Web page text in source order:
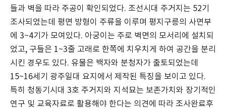
들과 벽을 따라 주공이 확인되었다. 조선시대 주거지는 52기
조사되었는데 평면 방형이 주류을 이루며 평지구릉의 사면부
에 3~4기가 모여있다. 아궁이는 주로 벽면의 모서리에 설치되
었고, 구들은 1~3줄 고래로 한쪽에 치우치게 하여 공간을 분리
시킨 경우도 있다. 유물은 백자와 분청자가 출토되었는데
15~16세기 광주일대 요지에서 제작된 특징을 보이고 있다.
특히 청동기시대 3호 주거지와 지석묘는 보존가치와 장기적인
연구 및 교육자료로 활용해야 한다는 의견에 따라 조사완료후